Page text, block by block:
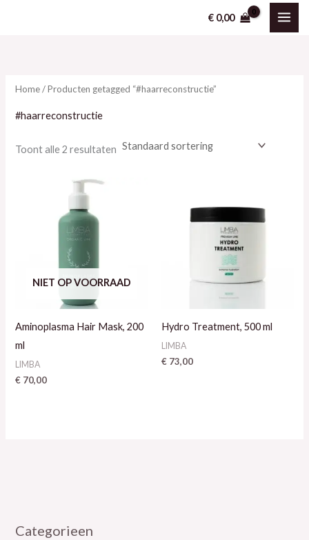
€0,00
Home/ Producten getagged “#haarreconstructie”
#haarreconstructie
Toont alle 2 resultaten
NIET OP VOORRAAD
Aminoplasma Hair Mask, 200
ml
LIMBA
€ 70,00
Hydro Treatment, 500 ml
LIMBA
€ 73,00
Categorieen
e
n